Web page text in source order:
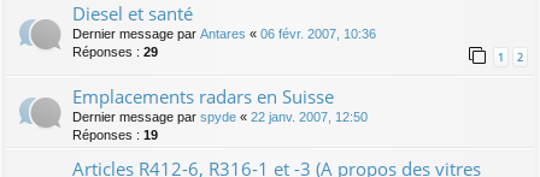
Diesel et santé
Dernier message par Antares « 06 févr. 2007, 10:36
Réponses : 29 1 2
Emplacements radars en Suisse
Dernier message par spyde « 22 janv. 2007, 12:50
Réponses : 19
Articles R412-6, R316-1 et -3 (A propos des vitres